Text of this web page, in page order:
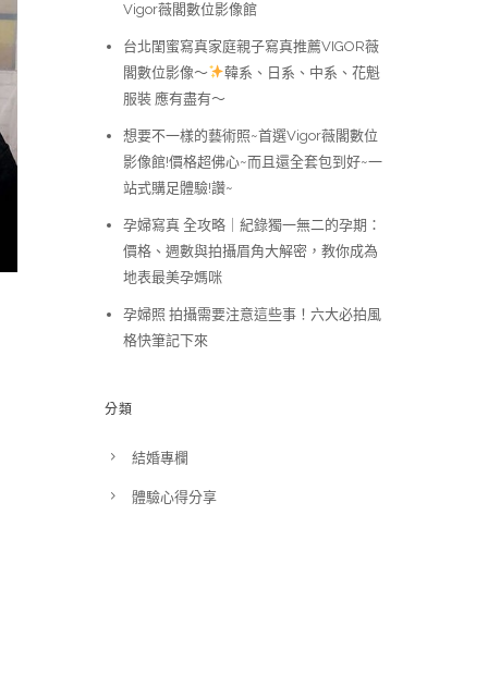
Vigor薇閣數位影像館
台北閨蜜寫真家庭親子寫真推薦VIGOR薇
閣數位影像～
韓系、日系、中系、花魁
服裝 應有盡有～
想要不一樣的藝術照~首選Vigor薇閣數位
影像館!價格超佛心~而且還全套包到好~一
站式購足體驗!讚~
孕婦寫真 全攻略｜紀錄獨一無二的孕期：
價格、週數與拍攝眉角大解密，教你成為
地表最美孕媽咪
孕婦照 拍攝需要注意這些事！六大必拍風
格快筆記下來
分類
結婚專欄
體驗心得分享